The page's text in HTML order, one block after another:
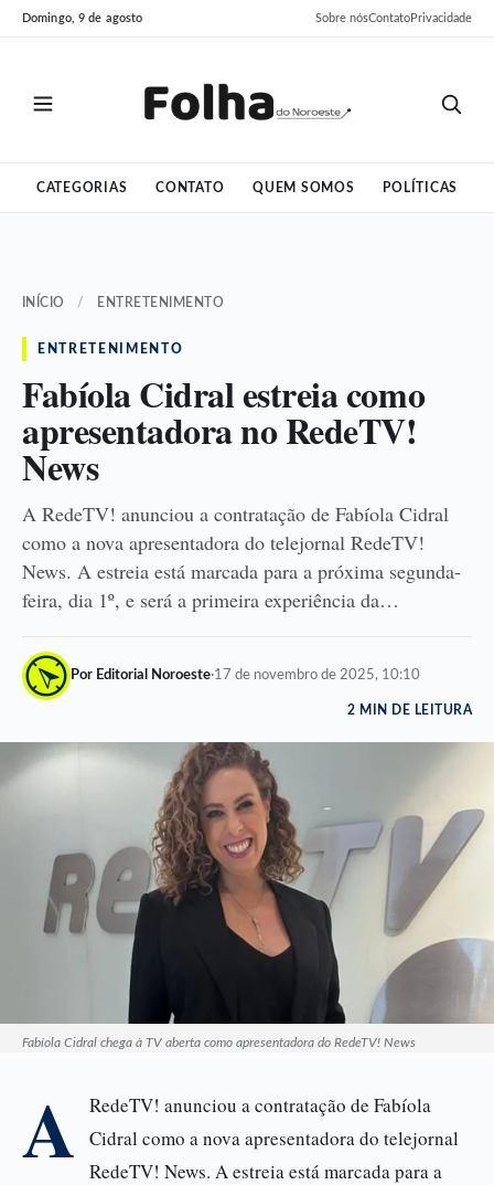
Pular
para
Pular
para
Domingo, 9 de agosto Sobre nósContatoPrivacidade
CATEGORIAS CONTATO QUEM SOMOS POLÍTICAS
INÍCIO / ENTRETENIMENTO
ENTRETENIMENTO
Fabíola Cidral estreia como
apresentadora no RedeTV!
News
A RedeTV! anunciou a contratação de Fabíola Cidral
como a nova apresentadora do telejornal RedeTV!
News. A estreia está marcada para a próxima segunda-
feira, dia 1º, e será a primeira experiência da…
Por Editorial Noroeste·17 de novembro de 2025, 10:10
2 MIN DE LEITURA
Fabíola Cidral chega à TV aberta como apresentadora do RedeTV! News
A
RedeTV! anunciou a contratação de Fabíola
Cidral como a nova apresentadora do telejornal
RedeTV! News. A estreia está marcada para a